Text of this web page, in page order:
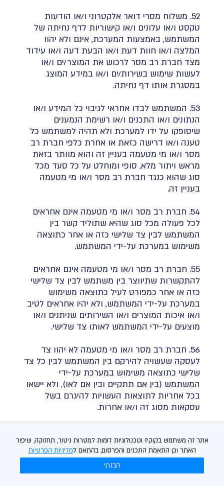
52. משלוח מסרי דואר אלקטרוני ו/או הודעות
טקסט ו/או עלונים ו/או קישוריות לדף נחיתה של
המשתמש, באמצעות המערכת, אינם ולא יהוו
המלצה ו/או חוות דעת ו/או הבעת דעה ו/או עידוד
מצד חברת רב מסר לרכוש את המוצר/ים ו/או
לעשות שימוש בשירות/ים ו/או במידע המוצג
במסגרת אותו דף נחיתה.
53. המשתמש לבדו אחראי לגיבוי כל המידע ו/או
הנתונים ו/או התכנים ו/או רשימת הנמענים
שיסופקו על ידו למערכת ולא תהיה למשתמש כל
טענה ו/או דרישה כזאת או אחרת כלפי חברת רב
מסר ו/או מי מטעמה בעניין זה והוא מוותר בזאת
מראש ויתור מלא, סופי ומוחלט על כל סעד מכל
סוג שהוא כנגד חברת רב מסר ו/או מי מטעמה
בעניין זה.
54. חברת רב מסר ו/או מי מטעמה אינם אחראים
לכל פעולה מכל סוג שהיא שתוליד קשר בין
המשתמש לבין צד שלישי כזה או אחר כתוצאה
משימוש במערכת על-ידי המשתמש.
55. חברת רב מסר ו/או מי מטעמה אינם אחראים
להתקשרות שתיווצר בין משתמש לבין צד שלישי
כזה או אחר כמפורט לעיל כתוצאה משימוש
במערכת על-ידי המשתמש, ולא יהיו אחראים לטיב
ו/או איכות המוצרים ו/או השירותים שניתנים ו/או
מוצעים על-ידי המשתמש לאותו צד שלישי.
56. חברת רב מסר ו/או מי מטעמה לא יהוו צד
לעסקה שעשויה להירקם בין המשתמש לבין כל צד
שלישי כתוצאה משימוש במערכת על-ידי
המשתמש (בין אם תתקיים ובין אם לאו), ולא יישאו
בכל אחריות לתוצאות העשויות להיגרם בשל
עסקאות מסוג זה ו/או אחרות.
ו/או מי מטעמה לא יהיו אחראים ולא יישאו
באחריות, במישרין או בעקיפין, לכל נזק מכל סוג
שהוא, לרבות ישיר, עקיף, תוצאתי או מיוחד, כספי
או אחר, שנגרם כביכול למשתמש ו/או לצד שלישי
אתר זה משתמש בקוקיז וטכנולוגיות דומות למטרות ניטור, תחזוקה, שיפור
האתר וכן התאמת התכנים והפרסום, בהתאם למדיניות הפרטיות
הבנתי